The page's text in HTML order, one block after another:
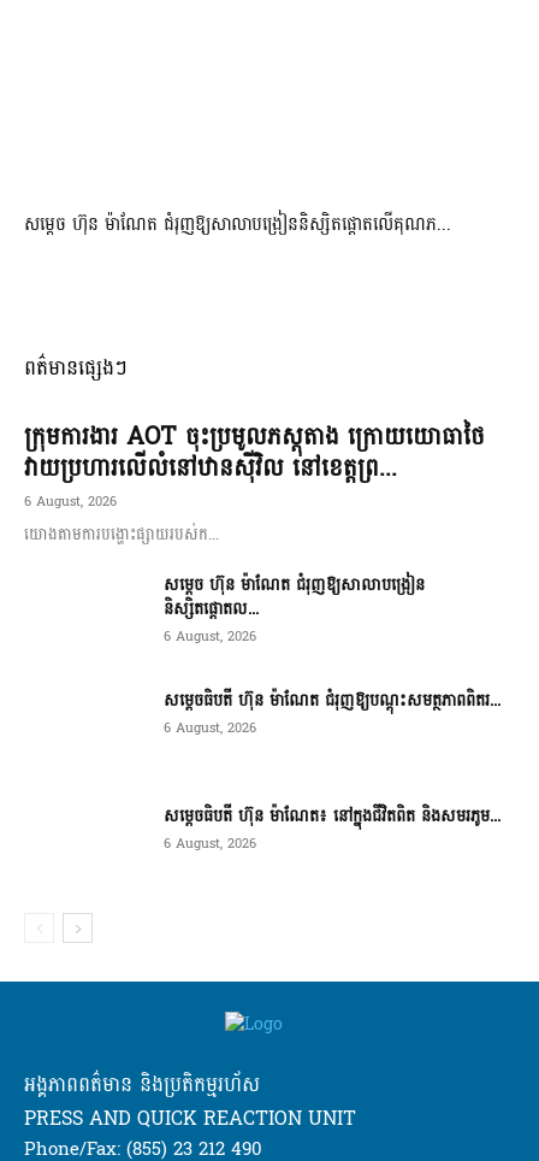
សម្តេច ហ៊ុន ម៉ាណែត ជំរុញឱ្យសាលាបង្រៀននិស្សិតផ្តោតលើគុណភ...
ពត៌មានផ្សេងៗ
ក្រុមការងារ AOT ចុះប្រមូលភស្តុតាង ក្រោយយោធាថៃ
វាយប្រហារលើលំនៅឋានស៊ីវិល នៅខេត្តព្រ...
6 August, 2026
យោងតាមការបង្ហោះផ្សាយរបស់ក...
សម្តេច ហ៊ុន ម៉ាណែត ជំរុញឱ្យសាលាបង្រៀន
និស្សិតផ្តោតល...
6 August, 2026
សម្តេចធិបតី ហ៊ុន ម៉ាណែត ជំរុញឱ្យបណ្តុះសមត្ថភាពពិតរ...
6 August, 2026
សម្តេចធិបតី ហ៊ុន ម៉ាណែត៖ នៅក្នុងជីវិតពិត និងសមរភូម...
6 August, 2026
អង្គភាពពត៌មាន និងប្រតិកម្មរហ័ស
PRESS AND QUICK REACTION UNIT
Phone/Fax: (855) 23 212 490